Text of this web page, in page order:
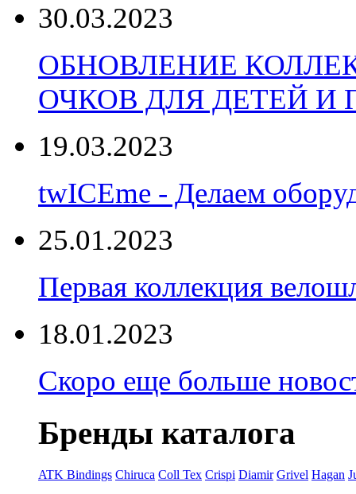
30.03.2023
ОБНОВЛЕНИЕ
ОЧКОВ ДЛЯ ДЕТЕЙ И
19.03.2023
twICEme - Делаем
25.01.2023
Первая коллекция
18.01.2023
Скоро еще больше
Бренды каталога
ATK Bindings Chiruca Coll Tex Crispi Diamir Grivel Hagan